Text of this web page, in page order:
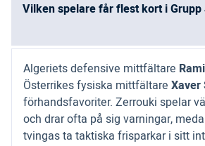
Vilken spelare får flest kort i Grupp
Algeriets defensive mittfältare
Österrikes fysiska mittfältare Xaver
förhandsfavoriter. Zerrouki spelar
och drar ofta på sig varningar,
tvingas ta taktiska frisparkar i sitt